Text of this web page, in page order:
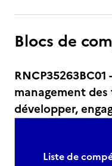
Blocs de
management
développer,
Liste de